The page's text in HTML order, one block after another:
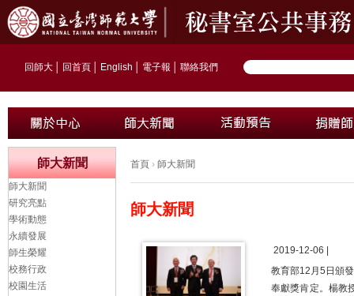
回師大 回首頁 English 電子報 聯絡我們
首頁 › 師大新聞
師大新聞
2019-12-06 |
教育部12月5日頒
奉獻獎肯定。楊教
師大新聞
師大新聞
研究亮點
學術動態
永續發展
師生榮耀
校務行政
校園生活